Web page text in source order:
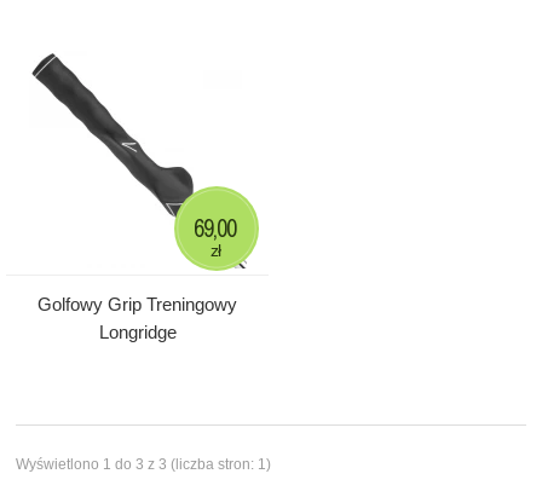
Golfowy Grip Treningowy
Longridge
69,00
zł
Wyświetlono 1 do 3 z 3 (liczba stron: 1)